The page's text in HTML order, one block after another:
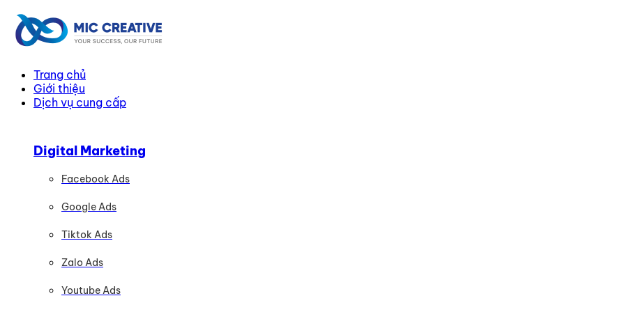
Trang chủ
Giới thiệu
Dịch vụ cung cấp
Digital Marketing
Facebook Ads
Google Ads
Tiktok Ads
Zalo Ads
Youtube Ads